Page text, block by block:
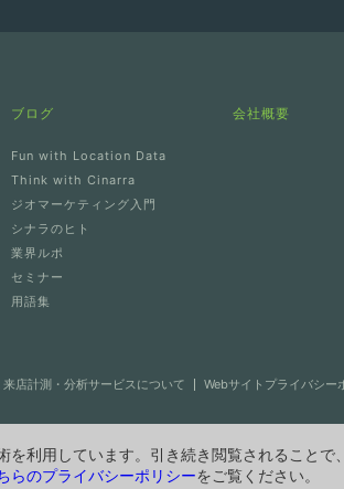
ブログ
Fun with Location Data
Think with Cinarra
ジオマーケティング入門
シナラのヒト
業界ルポ
セミナー
用語集
会社概要
店計測・分析サービスについて Webサイトプライバシー
利用しています。引き続き閲覧されることで
らのプライバシーポリシーをご覧ください。